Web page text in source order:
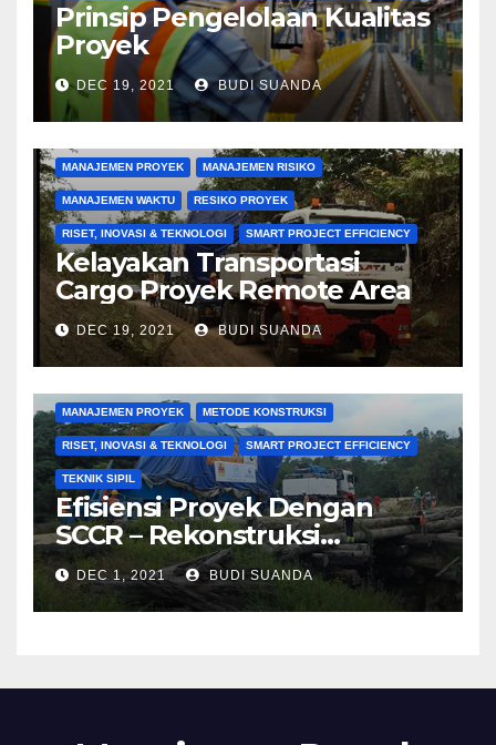
Prinsip Pengelolaan Kualitas
Proyek
DEC 19, 2021 BUDI SUANDA
KONSTRUKSI MANAJEMEN BIAYA
MANAJEMEN PROYEK MANAJEMEN RISIKO
MANAJEMEN WAKTU RESIKO PROYEK
RISET, INOVASI & TEKNOLOGI SMART PROJECT EFFICIENCY
Kelayakan Transportasi
Cargo Proyek Remote Area
DEC 19, 2021 BUDI SUANDA
KONSTRUKSI MANAJEMEN BIAYA
MANAJEMEN PROYEK METODE KONSTRUKSI
RISET, INOVASI & TEKNOLOGI SMART PROJECT EFFICIENCY
TEKNIK SIPIL
Efisiensi Proyek Dengan
SCCR – Rekonstruksi
Jembatan Kayu 30 m Untuk
Engine 125 T
DEC 1, 2021 BUDI SUANDA